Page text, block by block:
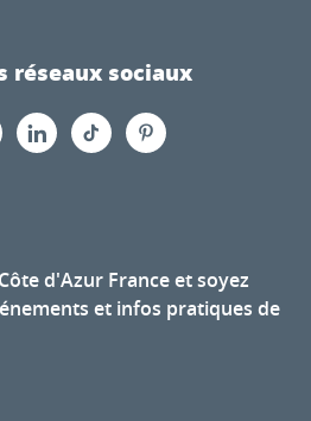
réseaux sociaux
d'Azur France et soyez
et infos pratiques de